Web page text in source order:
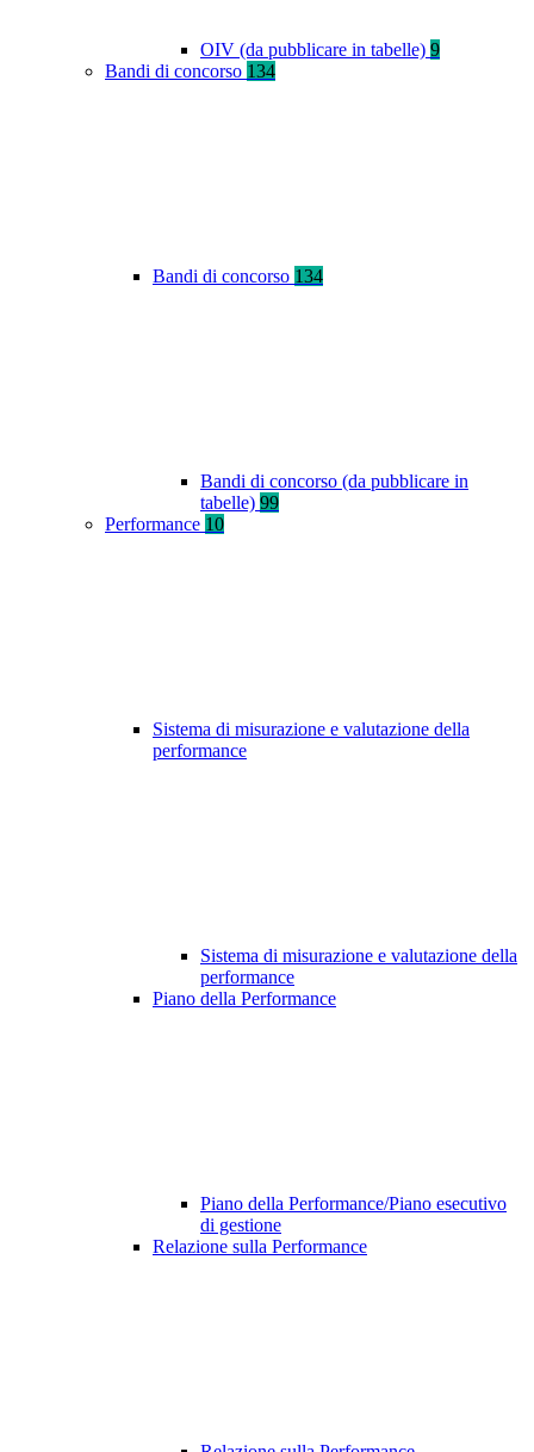
OIV (da pubblicare in tabelle) 9
Bandi di concorso 134
Bandi di concorso 134
Bandi di concorso (da pubblicare in
tabelle) 99
Performance 10
Sistema di misurazione e valutazione della
performance
Sistema di misurazione e valutazione della
performance
Piano della Performance
Piano della Performance/Piano esecutivo
di gestione
Relazione sulla Performance